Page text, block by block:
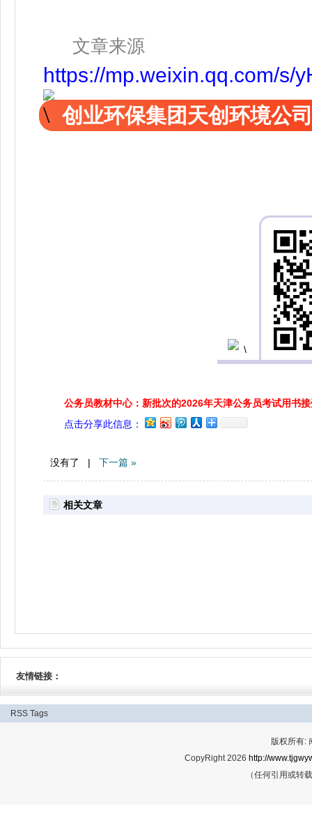
文章来源
https://mp.weixin.qq.com/s/
创业环保集团天创环境公
公务员教材中心：新批次的2026年天津公务员考试用书
点击分享此信息：
没有了 | 下一篇 »
相关文章
友情链接：
RSS Tags
版权所有:
CopyRight 2026 http://
（任何引用或转